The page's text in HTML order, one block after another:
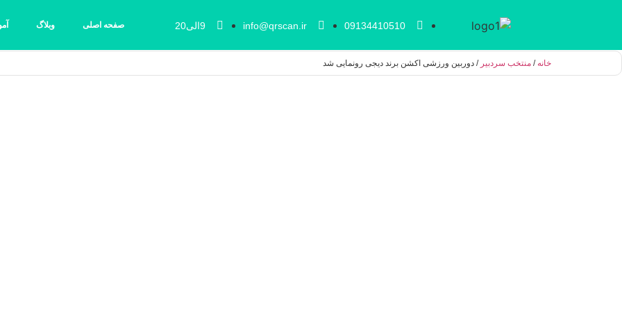
09134410510
info@qrscan.ir 9الی20 صفحه اصلی وبلاگ
خانه / منتخب سردبیر / دوربین ورزشی اکشن برند دیجی رونمایی شد